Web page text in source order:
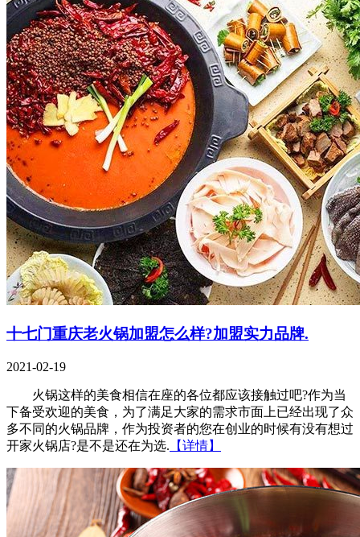
十七门重庆老火锅加盟怎么样?加盟实力品牌.
2021-02-19
火锅这样的美食相信在座的各位都应该接触过吧?作为当
下备受欢迎的美食，为了满足大家的需求市面上已经出现了众
多不同的火锅品牌，作为投资者的您在创业的时候有没有想过
开家火锅店?是不是还在为选. 【详情】